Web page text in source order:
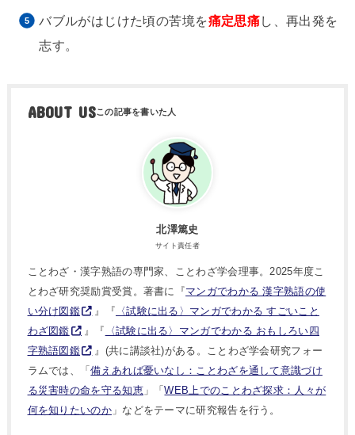
バブルがはじけた頃の苦境を痛定思痛し、再出発を
志す。
ABOUT US
北澤篤史
サイト責任者
ことわざ・漢字熟語の専門家、ことわざ学会理事。2025年度こ
とわざ研究奨励賞受賞。著書に『マンガでわかる 漢字熟語の使
い分け図鑑
』『 〈試験に出る〉マンガでわかる すごいこと
わざ図鑑
』『
〈試験に出る〉マンガでわかる おもしろい四
字熟語図鑑
』(共に講談社)がある。ことわざ学会研究フォー
ラムでは、「備えあれば憂いなし：ことわざを通して意識づけ
る災害時の命を守る知恵」「WEB上でのことわざ探求：人々が
何を知りたいのか」などをテーマに研究報告を行う。